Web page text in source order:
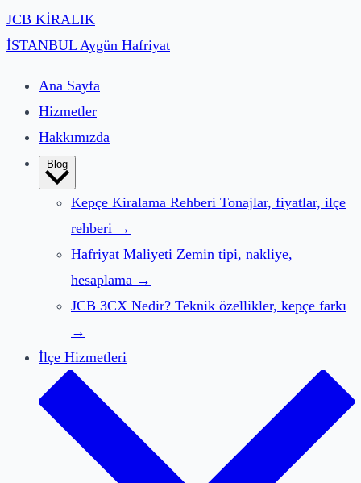
JCB KİRALIK
İSTANBUL Aygün Hafriyat
Ana Sayfa
Hizmetler
Hakkımızda
Kepçe Kiralama Rehberi Tonajlar, fiyatlar, ilçe
rehberi →
Hafriyat Maliyeti Zemin tipi, nakliye,
hesaplama →
JCB 3CX Nedir? Teknik özellikler, kepçe farkı
→
İlçe Hizmetleri